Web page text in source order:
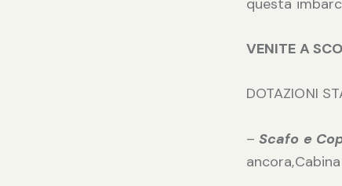
VENITE A
DOTAZIONI
–Scafo e